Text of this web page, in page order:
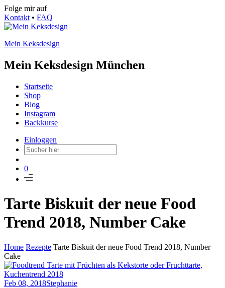
Folge mir auf
Kontakt • FAQ
Mein Keksdesign
Mein Keksdesign München
Startseite
Shop
Blog
Instagram
Backkurse
Einloggen
0
Tarte Biskuit der neue Food
Trend 2018, Number Cake
Home Rezepte Tarte Biskuit der neue Food Trend 2018, Number
Cake
Feb 08, 2018Stephanie